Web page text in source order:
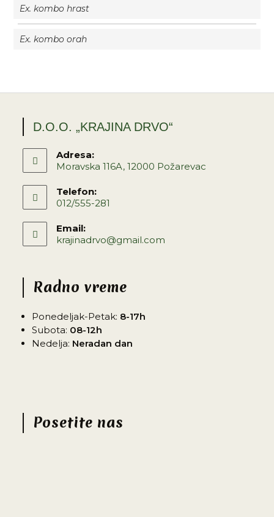
Ex. kombo hrast
Ex. kombo orah
D.O.O. „KRAJINA DRVO“
Adresa:
Moravska 116A, 12000 Požarevac
Telefon:
012/555-281
Email:
krajinadrvo@gmail.com
Radno vreme
Ponedeljak-Petak: 8-17h
Subota: 08-12h
Nedelja: Neradan dan
Posetite nas